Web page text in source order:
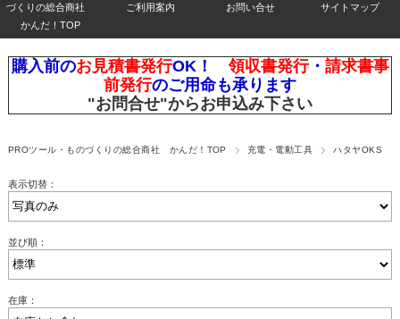
づくりの総合商社
かんだ！TOP
ご利用案内 お問い合せ サイトマップ
購入前のお見積書発行OK！ 領収書発行・ 請求書事
前発行のご用命も承ります
"お問合せ"からお申込み下さい
PROツール・ものづくりの総合商社 かんだ！TOP 充電・電動工具 ハタヤOKS
表示切替：
並び順：
在庫：